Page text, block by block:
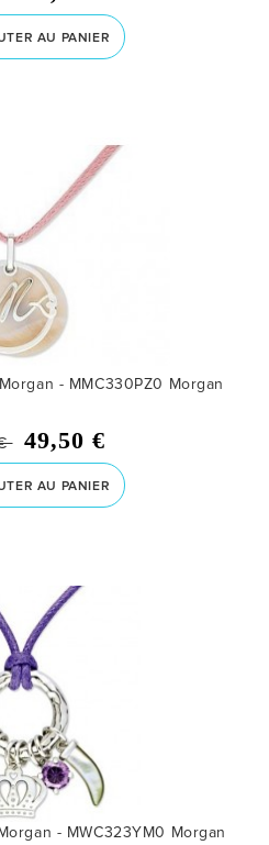
AU PANIER
- MMC330PZ0 Morgan
49,50 €
AU PANIER
- MWC323YM0 Morgan